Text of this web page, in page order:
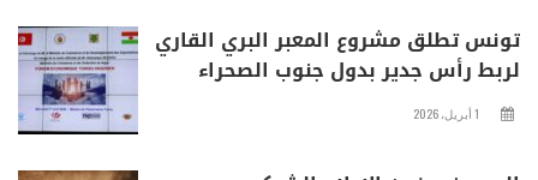
تونس تطلق مشروع المعبر البري القاري
لربط رأس جدير بدول جنوب الصحراء
1 أبريل، 2026